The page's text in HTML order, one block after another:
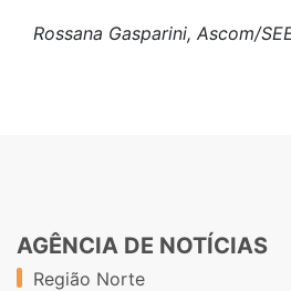
Rossana Gasparini, Ascom/
AGÊNCIA DE NOTÍCIAS
Região Norte